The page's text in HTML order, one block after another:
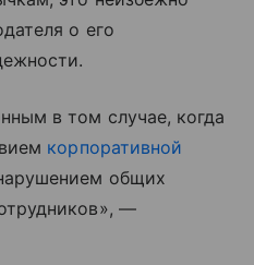
о его
в том случае, когда
корпоративной
общих
—